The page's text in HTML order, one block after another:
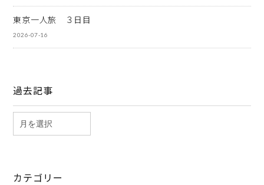
東京一人旅 ３日目
2026-07-16
過去記事
カテゴリー